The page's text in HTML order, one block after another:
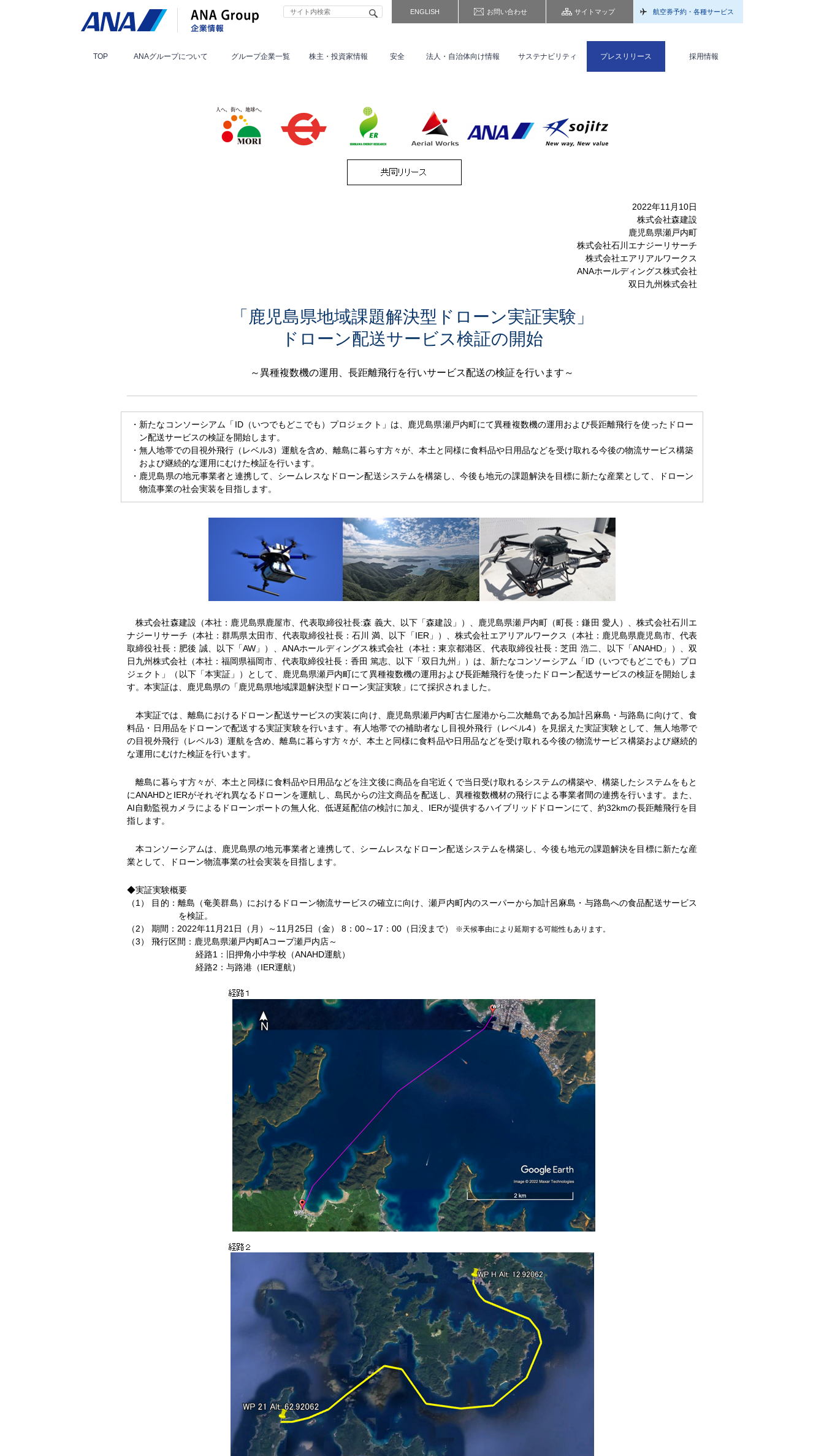
ENGLISH お問い合わせ サイトマップ 航空券予約・各種サービス
TOP ANAグループについて グループ企業一覧 株主・投資家情報 安全 法人・自治体向け情報 サステナビリティ プレスリリース 採用情報
2022年11月10日
株式会社森建設
鹿児島県瀬戸内町
株式会社石川エナジーリサーチ
株式会社エアリアルワークス
ANAホールディングス株式会社
双日九州株式会社
「鹿児島県地域課題解決型ドローン実証実験」
ドローン配送サービス検証の開始
～異種複数機の運用、長距離飛行を行いサービス配送の検証を行います～
・新たなコンソーシアム「ID（いつでもどこでも）プロジェクト」は、鹿児島県瀬戸内町にて異種複数機の運用および長距離飛行を使ったドロー
ン配送サービスの検証を開始します。
・無人地帯での目視外飛行（レベル3）運航を含め、離島に暮らす方々が、本土と同様に食料品や日用品などを受け取れる今後の物流サービス構築
および継続的な運用にむけた検証を行います。
・鹿児島県の地元事業者と連携して、シームレスなドローン配送システムを構築し、今後も地元の課題解決を目標に新たな産業として、ドローン
物流事業の社会実装を目指します。
株式会社森建設（本社：鹿児島県鹿屋市、代表取締役社長:森 義大、以下「森建設」）、鹿児島県瀬戸内町（町長：鎌田 愛人）、株式会社石川エ
ナジーリサーチ（本社：群馬県太田市、代表取締役社長：石川 満、以下「IER」）、株式会社エアリアルワークス（本社：鹿児島県鹿児島市、代表
取締役社長：肥後 誠、以下「AW」）、ANAホールディングス株式会社（本社：東京都港区、代表取締役社長：芝田 浩二、以下「ANAHD」）、双
日九州株式会社（本社：福岡県福岡市、代表取締役社長：香田 篤志、以下「双日九州」）は、新たなコンソーシアム「ID（いつでもどこでも）プロ
ジェクト」（以下「本実証」）として、鹿児島県瀬戸内町にて異種複数機の運用および長距離飛行を使ったドローン配送サービスの検証を開始しま
す。本実証は、鹿児島県の「鹿児島県地域課題解決型ドローン実証実験」にて採択されました。
本実証では、離島におけるドローン配送サービスの実装に向け、鹿児島県瀬戸内町古仁屋港から二次離島である加計呂麻島・与路島に向けて、食
料品・日用品をドローンで配送する実証実験を行います。有人地帯での補助者なし目視外飛行（レベル4）を見据えた実証実験として、無人地帯で
の目視外飛行（レベル3）運航を含め、離島に暮らす方々が、本土と同様に食料品や日用品などを受け取れる今後の物流サービス構築および継続的
な運用にむけた検証を行います。
離島に暮らす方々が、本土と同様に食料品や日用品などを注文後に商品を自宅近くで当日受け取れるシステムの構築や、構築したシステムをもと
にANAHDとIERがそれぞれ異なるドローンを運航し、島民からの注文商品を配送し、異種複数機材の飛行による事業者間の連携を行います。また、
AI自動監視カメラによるドローンポートの無人化、低遅延配信の検討に加え、IERが提供するハイブリッドドローンにて、約32kmの長距離飛行を目
指します。
本コンソーシアムは、鹿児島県の地元事業者と連携して、シームレスなドローン配送システムを構築し、今後も地元の課題解決を目標に新たな産
業として、ドローン物流事業の社会実装を目指します。
◆実証実験概要
（1） 目的：離島（奄美群島）におけるドローン物流サービスの確立に向け、瀬戸内町内のスーパーから加計呂麻島・与路島への食品配送サービス
を検証。
（2） 期間：2022年11月21日（月）～11月25日（金） 8：00～17：00（日没まで）
※天候事由により延期する可能性もあります。
（3） 飛行区間：鹿児島県瀬戸内町Aコープ瀬戸内店～
経路1：旧押角小中学校（ANAHD運航）
経路2：与路港（IER運航）